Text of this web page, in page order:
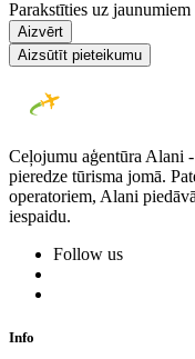
Parakstīties uz jaunumiem
Aizvērt
Aizsūtīt pieteikumu
Ceļojumu aģentūra Alani
pieredze tūrisma jomā.
operatoriem, Alani
iespaidu.
Follow us
Info